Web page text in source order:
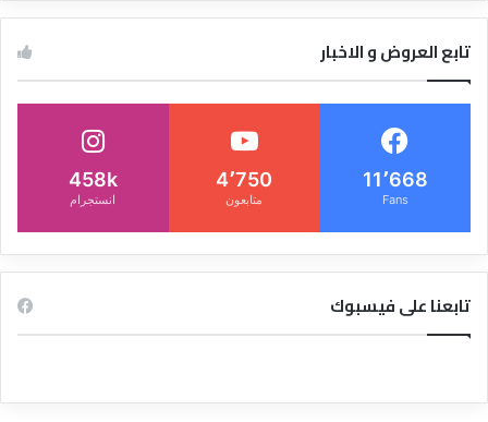
تابع العروض و الاخبار
11٬668
Fans
4٬750
متابعون
458k
انستجرام
تابعنا على فيسبوك